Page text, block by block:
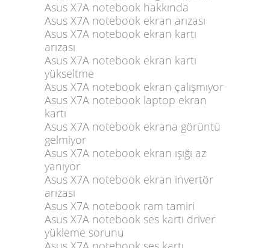
Asus X7A notebook hakkında
Asus X7A notebook ekran arızası
Asus X7A notebook ekran kartı
arızası
Asus X7A notebook ekran kartı
yükseltme
Asus X7A notebook ekran çalışmıyor
Asus X7A notebook laptop ekran
kartı
Asus X7A notebook ekrana görüntü
gelmiyor
Asus X7A notebook ekran ışığı az
yanıyor
Asus X7A notebook ekran invertör
arızası
Asus X7A notebook ram tamiri
Asus X7A notebook ses kartı driver
yükleme sorunu